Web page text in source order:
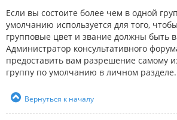
Если вы состоите более чем в одной
умолчанию используется для того,
групповые цвет и звание должны быть
Администратор консультативного
предоставить вам разрешение самому
группу по умолчанию в личном разделе.
Вернуться к началу